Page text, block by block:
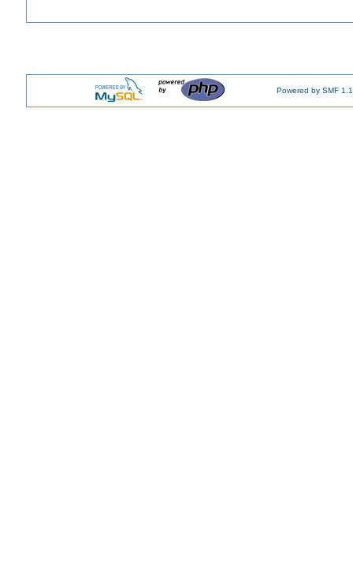
Powered by SMF